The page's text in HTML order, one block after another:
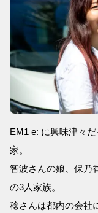
EM1 e: に興味津々
家。
智波さんの娘、保乃
の3人家族。
稔さんは都内の会社